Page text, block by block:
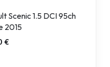
Scenic 1.5 DCI 95ch
2015
€